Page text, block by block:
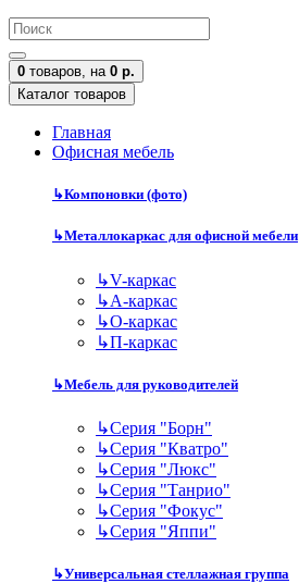
0 товаров, на 0 р.
Каталог товаров
Главная
Офисная мебель
↳Компоновки (фото)
↳Металлокаркас для офисной мебели
↳V-каркас
↳А-каркас
↳О-каркас
↳П-каркас
↳Мебель для руководителей
↳Серия "Борн"
↳Серия "Кватро"
↳Серия "Люкс"
↳Серия "Танрио"
↳Серия "Фокус"
↳Серия "Яппи"
↳Универсальная стеллажная группа